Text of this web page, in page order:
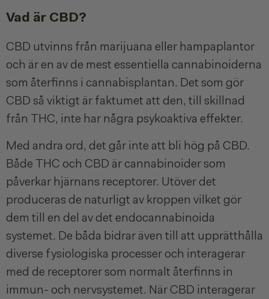
Vad är CBD?
CBD utvinns från marijuana eller hampaplantor
och är en av de mest essentiella cannabinoiderna
som återfinns i cannabisplantan. Det som gör
CBD så viktigt är faktumet att den, till skillnad
från THC, inte har några psykoaktiva effekter.
Med andra ord, det går inte att bli hög på CBD.
Både THC och CBD är cannabinoider som
påverkar hjärnans receptorer. Utöver det
produceras de naturligt av kroppen vilket gör
dem till en del av det endocannabinoida
systemet. De båda bidrar även till att upprätthålla
diverse fysiologiska processer och interagerar
med de receptorer som normalt återfinns in
immun- och nervsystemet. När CBD interagerar